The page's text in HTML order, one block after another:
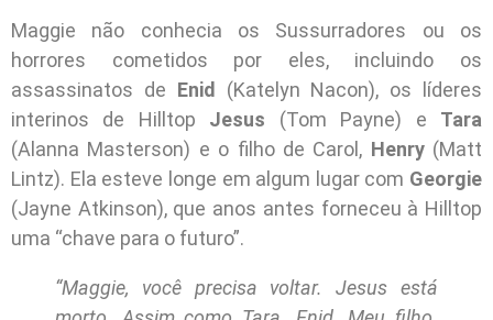
Maggie não conhecia os Sussurradores ou os
horrores cometidos por eles, incluindo os
assassinatos de Enid (Katelyn Nacon), os líderes
interinos de Hilltop Jesus (Tom Payne) e Tara
(Alanna Masterson) e o filho de Carol, Henry(Matt
Lintz). Ela esteve longe em algum lugar com Georgie
(Jayne Atkinson), que anos antes forneceu à Hilltop
uma “chave para o futuro”.
“Maggie, você precisa voltar. Jesus está